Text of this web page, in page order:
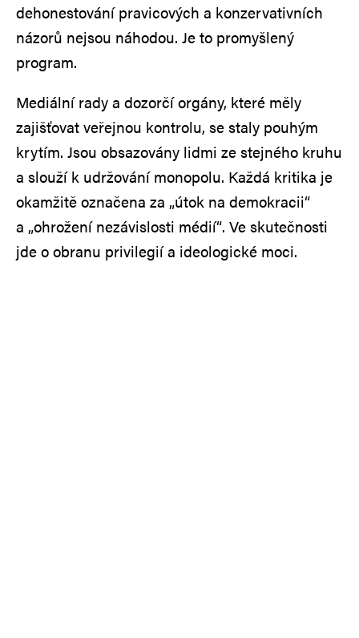
dehonestování pravicových a konzervativních
názorů nejsou náhodou. Je to promyšlený
program.
Mediální rady a dozorčí orgány, které měly
zajišťovat veřejnou kontrolu, se staly pouhým
krytím. Jsou obsazovány lidmi ze stejného kruhu
a slouží k udržování monopolu. Každá kritika je
okamžitě označena za „útok na demokracii“
a „ohrožení nezávislosti médií“. Ve skutečnosti
jde o obranu privilegií a ideologické moci.